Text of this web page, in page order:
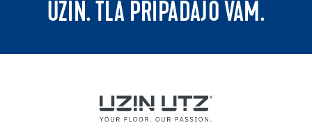
UZIN. TLA PRIPADAJO VAM.